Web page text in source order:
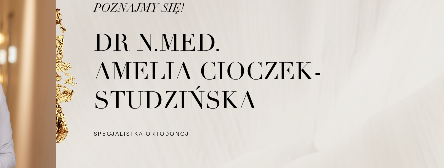
POZNAJMY SIĘ!
DR N.MED.
AMELIA CIOCZEK-
STUDZIŃSKA
SPECJALISTKA ORTODONCJI